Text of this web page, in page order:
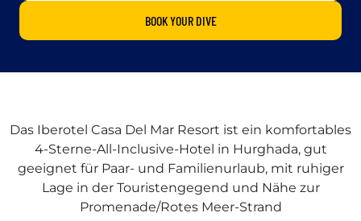
BOOK YOUR DIVE
Das Iberotel Casa Del Mar Resort ist ein komfortables
4-Sterne-All-Inclusive-Hotel in Hurghada, gut
geeignet für Paar- und Familienurlaub, mit ruhiger
Lage in der Touristengegend und Nähe zur
Promenade/Rotes Meer-Strand